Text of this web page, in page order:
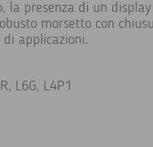
la presenza di un
morsetto con
applicazioni.
L6G, L4P1